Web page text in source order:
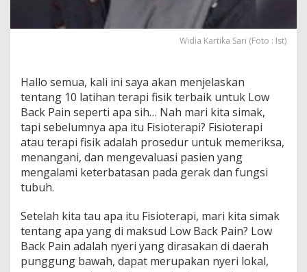
t
u
k
o
w
B
a
a
n
Widia Kartika Sari (Foto : Ist)
Hallo semua, kali ini saya akan menjelaskan
tentang 10 latihan terapi fisik terbaik untuk Low
Back Pain seperti apa sih… Nah mari kita simak,
tapi sebelumnya apa itu Fisioterapi? Fisioterapi
atau terapi fisik adalah prosedur untuk memeriksa,
menangani, dan mengevaluasi pasien yang
mengalami keterbatasan pada gerak dan fungsi
tubuh.
Setelah kita tau apa itu Fisioterapi, mari kita simak
tentang apa yang di maksud Low Back Pain? Low
Back Pain adalah nyeri yang dirasakan di daerah
punggung bawah, dapat merupakan nyeri lokal,